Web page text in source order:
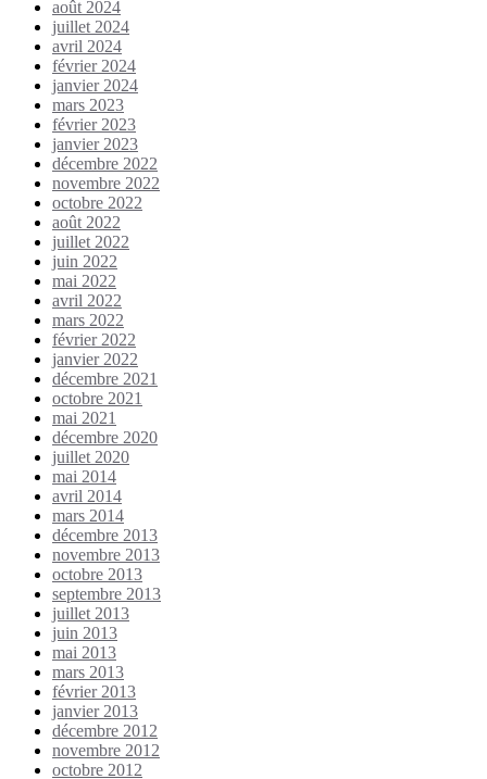
août 2024
juillet 2024
avril 2024
février 2024
janvier 2024
mars 2023
février 2023
janvier 2023
décembre 2022
novembre 2022
octobre 2022
août 2022
juillet 2022
juin 2022
mai 2022
avril 2022
mars 2022
février 2022
janvier 2022
décembre 2021
octobre 2021
mai 2021
décembre 2020
juillet 2020
mai 2014
avril 2014
mars 2014
décembre 2013
novembre 2013
octobre 2013
septembre 2013
juillet 2013
juin 2013
mai 2013
mars 2013
février 2013
janvier 2013
décembre 2012
novembre 2012
octobre 2012